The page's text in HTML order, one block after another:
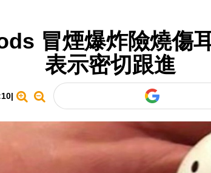
冒煙爆炸險燒傷
表示密切跟進
|